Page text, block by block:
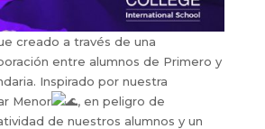
creado a través de una
entre alumnos de Primero y
Inspirado por nuestra
Menor
, en peligro de
de nuestros alumnos y un